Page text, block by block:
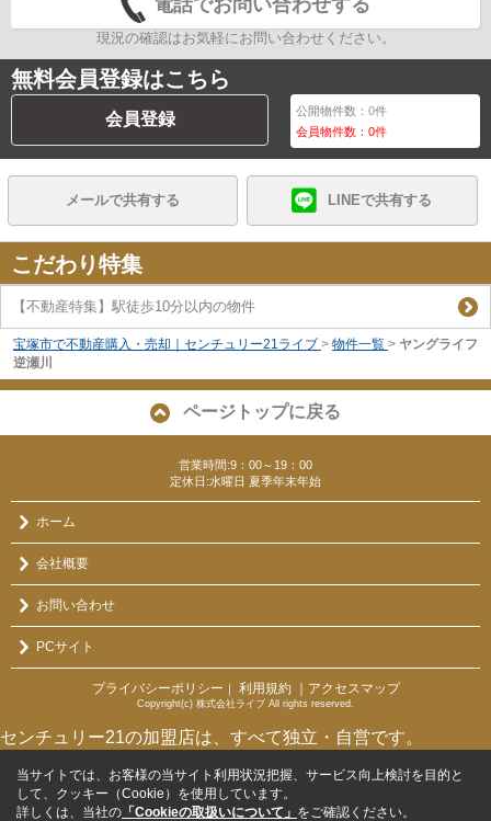
電話でお問い合わせする
現況の確認はお気軽にお問い合わせください。
無料会員登録はこちら
会員登録 公開物件数：0件
会員物件数：0件
メールで共有する LINEで共有する
こだわり特集
【不動産特集】駅徒歩10分以内の物件
宝塚市で不動産購入・売却｜センチュリー21ライブ > 物件一覧 > ヤングライフ
逆瀬川
ページトップに戻る
営業時間:9：00～19：00
定休日:水曜日 夏季年末年始
ホーム
会社概要
お問い合わせ
PCサイト
プライバシーポリシー 利用規約 ｜アクセスマップ
Copyright(c) 株式会社ライブ All rights reserved.
センチュリー21の加盟店は、すべて独立・自営です。
当サイトでは、お客様の当サイト利用状況把握、サービス向上検討を目的と
して、クッキー（Cookie）を使用しています。
詳しくは、当社の 「Cookieの取扱いについて」 をご確認ください。